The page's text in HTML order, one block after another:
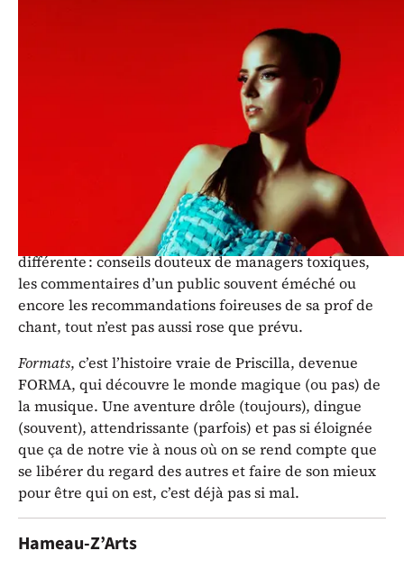
2025 du Théâtre Hameau-Z’Arts,
FORMA présente son spectacle
C’est l’histoire de Priscilla qui, depuis toute petite,
ressent un besoin IMMENSE de reconnaissance. À
l’adolescence c’est décidé : elle deviendra chanteuse !
Ainsi, on la regardera, on la considérera et on
l’aimera. Ça, c’est pour la théorie. La réalité est toute
différente : conseils douteux de managers toxiques,
les commentaires d’un public souvent éméché ou
encore les recommandations foireuses de sa prof de
chant, tout n’est pas aussi rose que prévu.
Formats, c’est l’histoire vraie de Priscilla, devenue
FORMA, qui découvre le monde magique (ou pas) de
la musique. Une aventure drôle (toujours), dingue
(souvent), attendrissante (parfois) et pas si éloignée
que ça de notre vie à nous où on se rend compte que
se libérer du regard des autres et faire de son mieux
pour être qui on est, c’est déjà pas si mal.
Hameau-Z’Arts